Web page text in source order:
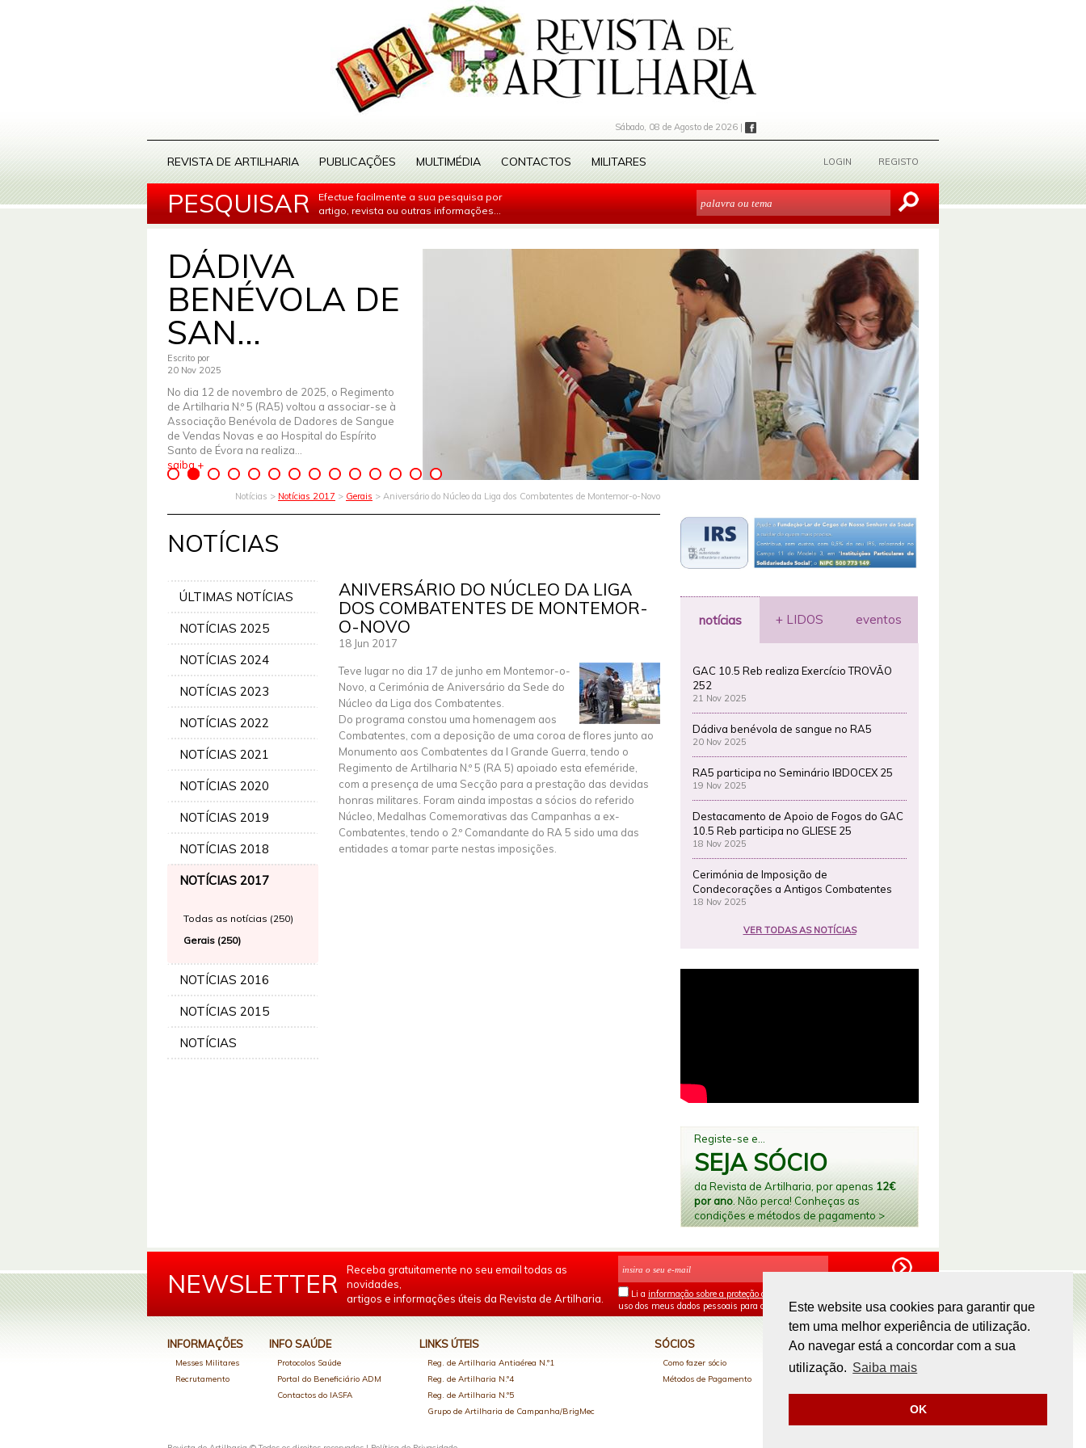
Este website usa cookies para garantir que
tem uma melhor experiência de utilização.
Ao navegar está a concordar com a sua
utilização. Saiba mais
OK
Sábado, 08 de Agosto de 2026 |
REVISTA DE ARTILHARIA PUBLICAÇÕES MULTIMÉDIA CONTACTOS MILITARES LOGIN REGISTO
PESQUISAR
Efectue facilmente a sua pesquisa por
artigo, revista ou outras informações...
DÁDIVA
BENÉVOLA DE
SAN...
Escrito por
20 Nov 2025
No dia 12 de novembro de 2025, o Regimento
de Artilharia N.º 5 (RA5) voltou a associar-se à
Associação Benévola de Dadores de Sangue
de Vendas Novas e ao Hospital do Espírito
Santo de Évora na realiza...
saiba +
Notícias > Notícias 2017 > Gerais > Aniversário do Núcleo da Liga dos Combatentes de Montemor-o-Novo
NOTÍCIAS
ÚLTIMAS NOTÍCIAS
NOTÍCIAS 2025
NOTÍCIAS 2024
NOTÍCIAS 2023
NOTÍCIAS 2022
NOTÍCIAS 2021
NOTÍCIAS 2020
NOTÍCIAS 2019
NOTÍCIAS 2018
NOTÍCIAS 2017
Todas as notícias (250)
Gerais (250)
NOTÍCIAS 2016
NOTÍCIAS 2015
NOTÍCIAS
ANIVERSÁRIO DO NÚCLEO DA LIGA
DOS COMBATENTES DE MONTEMOR-
O-NOVO
18 Jun 2017
Teve lugar no dia 17 de junho em Montemor-o-
Novo, a Cerimónia de Aniversário da Sede do
Núcleo da Liga dos Combatentes.
Do programa constou uma homenagem aos
Combatentes, com a deposição de uma coroa de flores junto ao
Monumento aos Combatentes da I Grande Guerra, tendo o
Regimento de Artilharia N.º 5 (RA 5) apoiado esta efeméride,
com a presença de uma Secção para a prestação das devidas
honras militares. Foram ainda impostas a sócios do referido
Núcleo, Medalhas Comemorativas das Campanhas a ex-
Combatentes, tendo o 2.º Comandante do RA 5 sido uma das
entidades a tomar parte nestas imposições.
notícias + LIDOS eventos
GAC 10.5 Reb realiza Exercício TROVÃO
252
21 Nov 2025
Dádiva benévola de sangue no RA5
20 Nov 2025
RA5 participa no Seminário IBDOCEX 25
19 Nov 2025
Destacamento de Apoio de Fogos do GAC
10.5 Reb participa no GLIESE 25
18 Nov 2025
Cerimónia de Imposição de
Condecorações a Antigos Combatentes
18 Nov 2025
VER TODAS AS NOTÍCIAS
Registe-se e...
SEJA SÓCIO
da Revista de Artilharia, por apenas 12€
por ano. Não perca! Conheças as
condições e métodos de pagamento >
NEWSLETTER
Receba gratuitamente no seu email todas as
novidades,
artigos e informações úteis da Revista de Artilharia.
Li a informação sobre a proteção de dados
uso dos meus dados pessoais para os fins mencionados.
INFORMAÇÕES
Messes Militares
Recrutamento
INFO SAÚDE
Protocolos Saúde
Portal do Beneficiário ADM
Contactos do IASFA
LINKS ÚTEIS
Reg. de Artilharia Antiaérea N.º1
Reg. de Artilharia N.º4
Reg. de Artilharia N.º5
Grupo de Artilharia de Campanha/BrigMec
SÓCIOS
Como fazer sócio
Métodos de Pagamento
PAGAMENTOS ONLINE